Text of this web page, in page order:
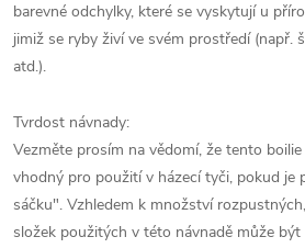
barevné odchylky, které se vyskytují u
jimiž se ryby živí ve svém prostředí (např.
atd.).
Tvrdost návnady:
Vezměte prosím na vědomí, že tento
vhodný pro použití v házecí tyči, pokud je
sáčku". Vzhledem k množství
složek použitých v této návnadě může